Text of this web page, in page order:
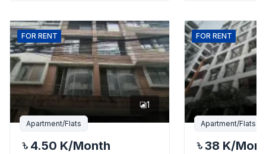
FOR RENT
1
Apartment/Flats
4.50 K/Month
FOR RENT
Apartment/Flats
38 K/